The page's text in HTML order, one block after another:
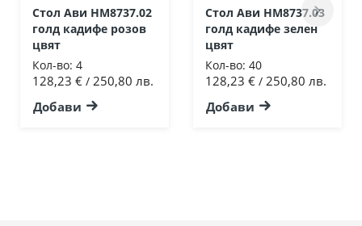
Стол Ави HM8737.02
голд кадифе розов
цвят
Кол-во: 4
128,23 € / 250,80 лв.
Добави
Стол Ави HM8737.03
голд кадифе зелен
цвят
Кол-во: 40
128,23 € / 250,80 лв.
Добави